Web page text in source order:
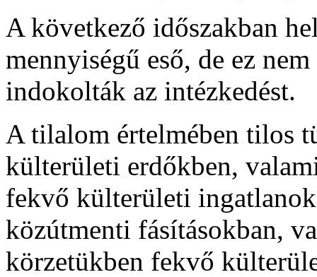
A következő időszakban
mennyiségű eső, de ez
indokolták az intézkedést.
A tilalom értelmében tilos
külterületi erdőkben,
fekvő külterületi
közútmenti fásításokban,
körzetükben fekvő